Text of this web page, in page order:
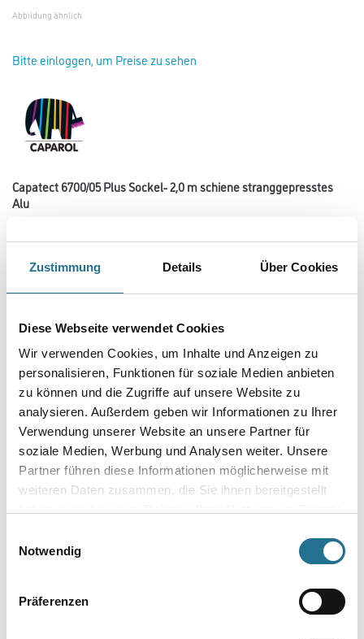
Zustimmung Details Über Cookies
Diese Webseite verwendet Cookies
Wir verwenden Cookies, um Inhalte und Anzeigen zu
personalisieren, Funktionen für soziale Medien anbieten
zu können und die Zugriffe auf unsere Website zu
analysieren. Außerdem geben wir Informationen zu Ihrer
Verwendung unserer Website an unsere Partner für
soziale Medien, Werbung und Analysen weiter. Unsere
Partner führen diese Informationen möglicherweise mit
weiteren Daten zusammen, die Sie ihnen bereitgestellt
Notwendig
Präferenzen
Abbildung ähnlich
Bitte einloggen, um Preise zu sehen
Capatect 6700/05 Plus Sockel- 2,0 m schiene stranggepresstes
Alu
Stranggepresstes Aluminiumprofil für den Sockelabschluss, mit
spezieller Profilierung und Tropfkante.
Länge in centimeter
Breite in centimeter
Gebinde